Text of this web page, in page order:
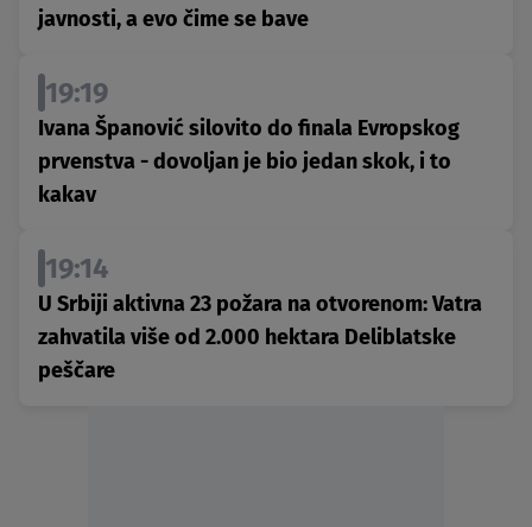
javnosti, a evo čime se bave
19:19
Ivana Španović silovito do finala Evropskog
prvenstva - dovoljan je bio jedan skok, i to
kakav
19:14
U Srbiji aktivna 23 požara na otvorenom: Vatra
zahvatila više od 2.000 hektara Deliblatske
peščare